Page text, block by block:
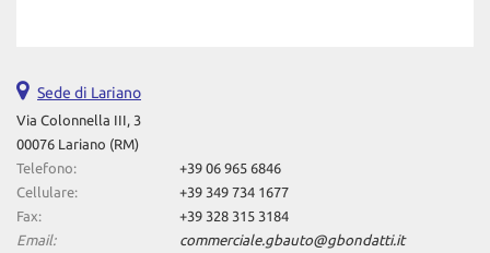
Sede di Lariano
Via Colonnella III, 3
00076 Lariano (RM)
Telefono:
+39 06 965 6846
Cellulare:
+39 349 734 1677
Fax:
+39 328 315 3184
Email:
commerciale.gbauto@gbondatti.it